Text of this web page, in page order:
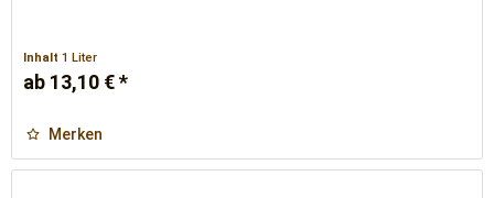
Inhalt1 Liter
ab 13,10 € *
Merken